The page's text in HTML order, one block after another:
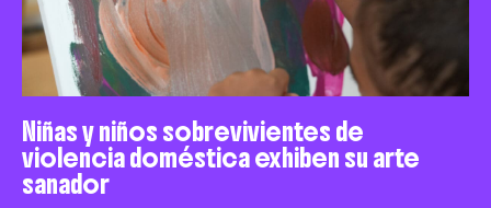
Niñas y niños sobrevivientes de
violencia doméstica exhiben su arte
sanador